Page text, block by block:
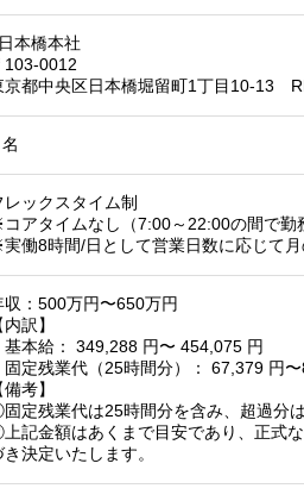
本橋本社
103-0012
京都中央区日本橋堀留町1丁目10-13
レックスタイム制
アタイムなし（7:00～22:00の間で勤
働8時間/日として営業日数に応じて
収：500万円〜650万円
内訳】
基本給： 349,288 円〜 454,075 円
固定残業代（25時間分）： 67,379 円
備考】
定残業代は25時間分を含み、超過分は
記金額はあくまで目安であり、正式
き決定いたします。